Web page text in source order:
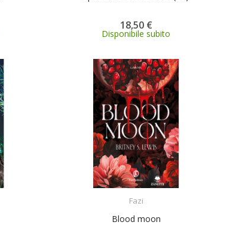
18,50 €
Disponibile subito
Fazi
Blood moon